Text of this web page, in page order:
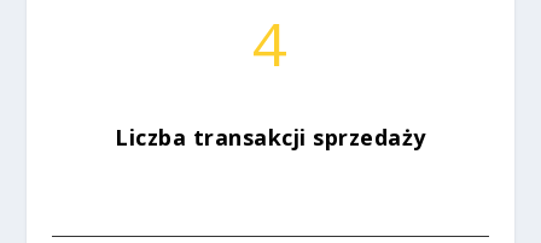
4
Liczba transakcji sprzedaży